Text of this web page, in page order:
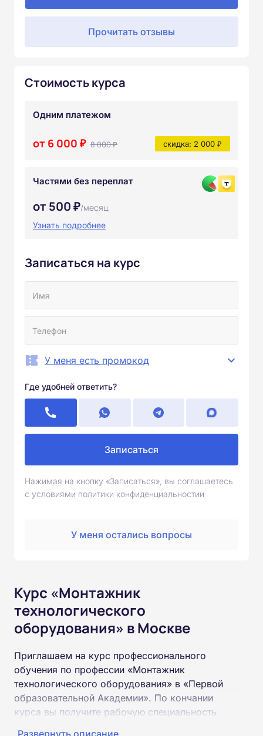
Прочитать отзывы
Стоимость курса
Одним платежом
от 6 000 ₽ 8 000 ₽ скидка: 2 000 ₽
Частями без переплат
от 500 ₽/месяц
Узнать подробнее
Записаться на курс
У меня есть промокод
Где удобней ответить?
Записаться
Нажимая на кнопку «Записаться», вы соглашаетесь
с условиями политики конфиденциальностии
У меня остались вопросы
Курс «Монтажник
технологического
оборудования» в Москве
Приглашаем на курс профессионального
обучения по профессии «Монтажник
технологического оборудования» в «Первой
образовательной Академии». По кончании
курса вы получите рабочую специальность
Развернуть описание